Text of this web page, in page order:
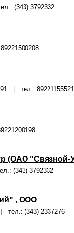
(343) 3792332
91 тел.: 89221155521
(ОАО "Связной-
(343) 3792332
, ООО
тел.: (343) 2337276